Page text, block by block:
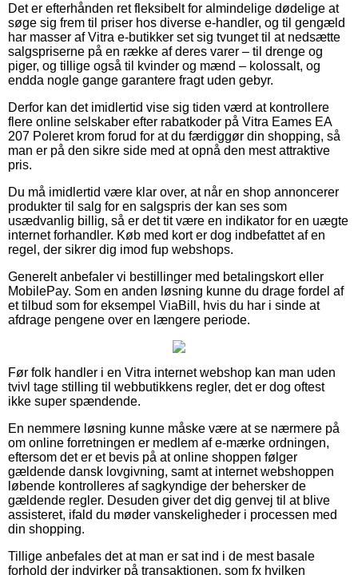
Det er efterhånden ret fleksibelt for almindelige dødelige at
søge sig frem til priser hos diverse e-handler, og til gengæld
har masser af Vitra e-butikker set sig tvunget til at nedsætte
salgspriserne på en række af deres varer – til drenge og
piger, og tillige også til kvinder og mænd – kolossalt, og
endda nogle gange garantere fragt uden gebyr.
Derfor kan det imidlertid vise sig tiden værd at kontrollere
flere online selskaber efter rabatkoder på Vitra Eames EA
207 Poleret krom forud for at du færdiggør din shopping, så
man er på den sikre side med at opnå den mest attraktive
pris.
Du må imidlertid være klar over, at når en shop annoncerer
produkter til salg for en salgspris der kan ses som
usædvanlig billig, så er det tit være en indikator for en uægte
internet forhandler. Køb med kort er dog indbefattet af en
regel, der sikrer dig imod fup webshops.
Generelt anbefaler vi bestillinger med betalingskort eller
MobilePay. Som en anden løsning kunne du drage fordel af
et tilbud som for eksempel ViaBill, hvis du har i sinde at
afdrage pengene over en længere periode.
Før folk handler i en Vitra internet webshop kan man uden
tvivl tage stilling til webbutikkens regler, det er dog oftest
ikke super spændende.
En nemmere løsning kunne måske være at se nærmere på
om online forretningen er medlem af e-mærke ordningen,
eftersom det er et bevis på at online shoppen følger
gældende dansk lovgivning, samt at internet webshoppen
løbende kontrolleres af sagkyndige der behersker de
gældende regler. Desuden giver det dig genvej til at blive
assisteret, ifald du møder vanskeligheder i processen med
din shopping.
Tillige anbefales det at man er sat ind i de mest basale
forhold der indvirker på transaktionen, som fx hvilken